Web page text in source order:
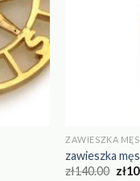
ZAWIESZKA
zawieszka
zł140.00 zł